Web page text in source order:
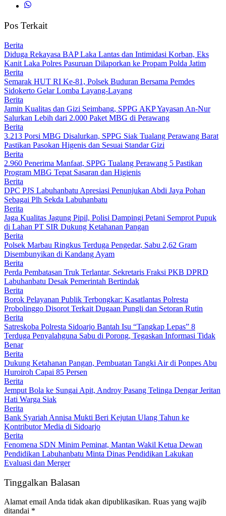
Pos Terkait
Berita
Diduga Rekayasa BAP Laka Lantas dan Intimidasi Korban, Eks
Kanit Laka Polres Pasuruan Dilaporkan ke Propam Polda Jatim
Berita
Semarak HUT RI Ke-81, Polsek Buduran Bersama Pemdes
Sidokerto Gelar Lomba Layang-Layang
Berita
Jamin Kualitas dan Gizi Seimbang, SPPG AKP Yayasan An-Nur
Salurkan Lebih dari 2.000 Paket MBG di Perawang
Berita
3.213 Porsi MBG Disalurkan, SPPG Siak Tualang Perawang Barat
Pastikan Pasokan Higenis dan Sesuai Standar Gizi
Berita
2.960 Penerima Manfaat, SPPG Tualang Perawang 5 Pastikan
Program MBG Tepat Sasaran dan Higienis
Berita
DPC PJS Labuhanbatu Apresiasi Penunjukan Abdi Jaya Pohan
Sebagai Plh Sekda Labuhanbatu
Berita
Jaga Kualitas Jagung Pipil, Polisi Dampingi Petani Semprot Pupuk
di Lahan PT SIR Dukung Ketahanan Pangan
Berita
Polsek Marbau Ringkus Terduga Pengedar, Sabu 2,62 Gram
Disembunyikan di Kandang Ayam
Berita
Perda Pembatasan Truk Terlantar, Sekretaris Fraksi PKB DPRD
Labuhanbatu Desak Pemerintah Bertindak
Berita
Borok Pelayanan Publik Terbongkar: Kasatlantas Polresta
Probolinggo Disorot Terkait Dugaan Pungli dan Setoran Rutin
Berita
Satreskoba Polresta Sidoarjo Bantah Isu “Tangkap Lepas” 8
Terduga Penyalahguna Sabu di Porong, Tegaskan Informasi Tidak
Benar
Berita
Dukung Ketahanan Pangan, Pembuatan Tangki Air di Ponpes Abu
Huroiroh Capai 85 Persen
Berita
Jemput Bola ke Sungai Apit, Androy Pasang Telinga Dengar Jeritan
Hati Warga Siak
Berita
Bank Syariah Annisa Mukti Beri Kejutan Ulang Tahun ke
Kontributor Media di Sidoarjo
Berita
Fenomena SDN Minim Peminat, Mantan Wakil Ketua Dewan
Pendidikan Labuhanbatu Minta Dinas Pendidikan Lakukan
Evaluasi dan Merger
Tinggalkan Balasan
Alamat email Anda tidak akan dipublikasikan. Ruas yang wajib
ditandai *